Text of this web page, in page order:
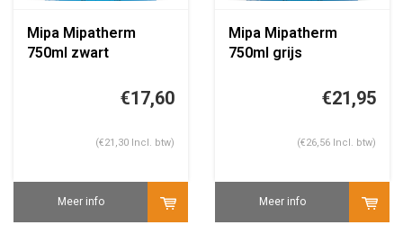
Mipa Mipatherm
750ml zwart
€17,60
(€21,30 Incl. btw)
Meer info
Mipa Mipatherm
750ml grijs
€21,95
(€26,56 Incl. btw)
Meer info